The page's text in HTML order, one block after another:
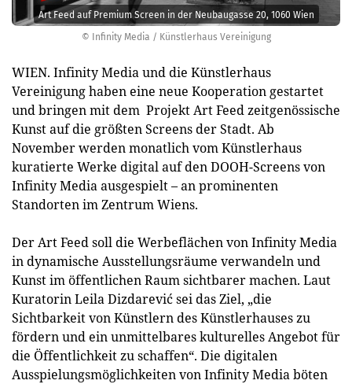
© Infinity Media / Künstlerhaus Vereinigung
Art Feed auf Premium Screen in der Neubaugasse 20, 1060 Wien
WIEN. Infinity Media und die Künstlerhaus
Vereinigung haben eine neue Kooperation gestartet
und bringen mit dem Projekt Art Feed zeitgenössische
Kunst auf die größten Screens der Stadt. Ab
November werden monatlich vom Künstlerhaus
kuratierte Werke digital auf den DOOH-Screens von
Infinity Media ausgespielt – an prominenten
Standorten im Zentrum Wiens.
Der Art Feed soll die Werbeflächen von Infinity Media
in dynamische Ausstellungsräume verwandeln und
Kunst im öffentlichen Raum sichtbarer machen. Laut
Kuratorin Leila Dizdarević sei das Ziel, „die
Sichtbarkeit von Künstlern des Künstlerhauses zu
fördern und ein unmittelbares kulturelles Angebot für
die Öffentlichkeit zu schaffen“. Die digitalen
Ausspielungsmöglichkeiten von Infinity Media böten